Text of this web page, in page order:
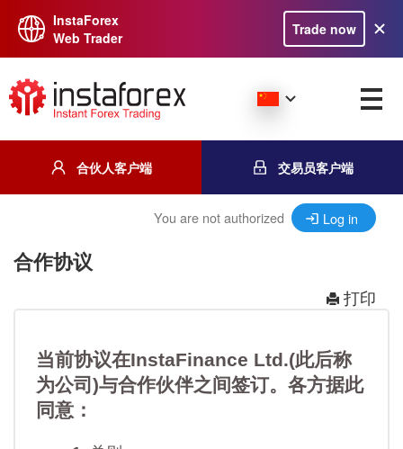
InstaForex
Web Trader
Trade now
合伙人客户端 交易员客户端
You are not authorized Log in
合作协议
打印